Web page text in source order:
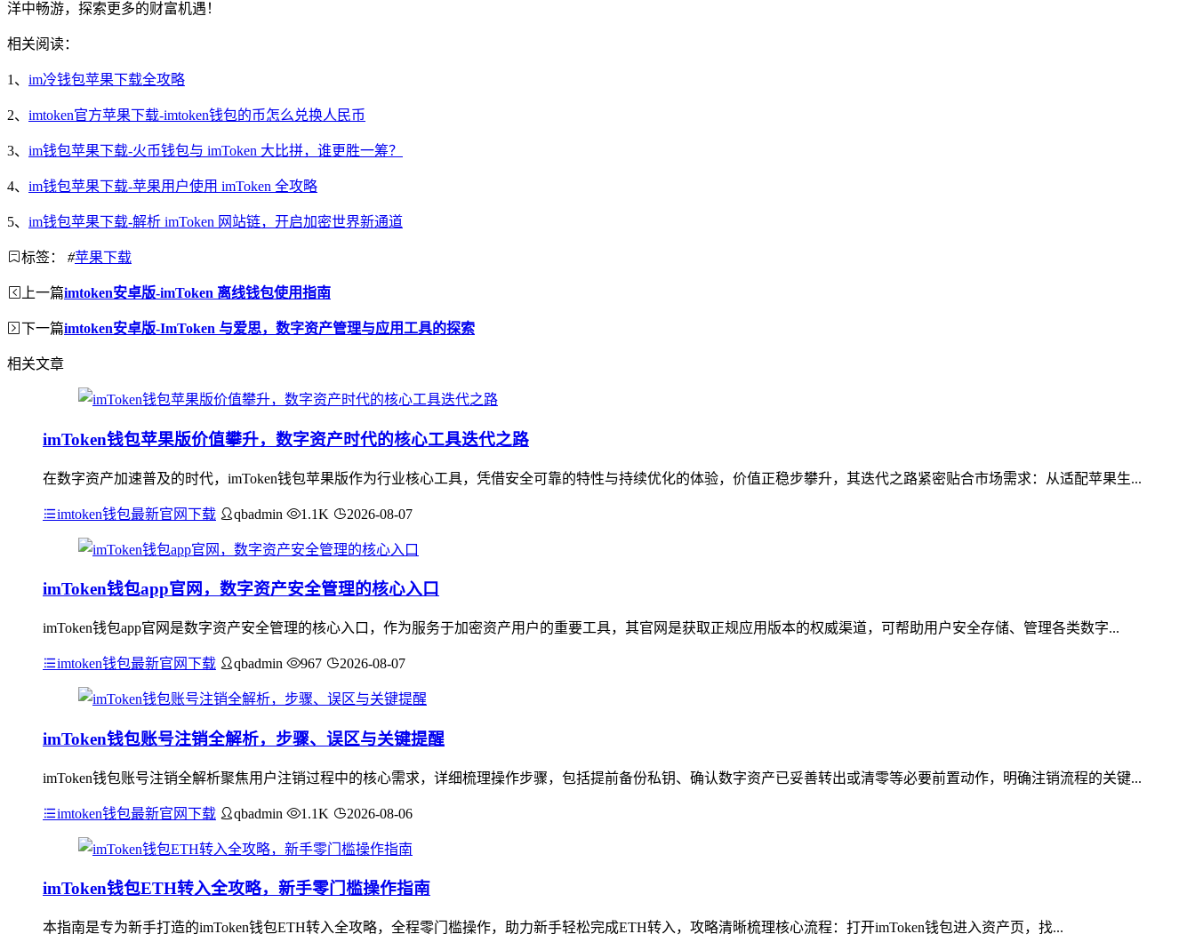
洋中畅游，探索更多的财富机遇！
相关阅读：
1、 im冷钱包苹果下载全攻略
2、 imtoken官方苹果下载-imtoken钱包的币怎么兑换人民币
3、 im钱包苹果下载-火币钱包与 imToken 大比拼，谁更胜一筹？
4、 im钱包苹果下载-苹果用户使用 imToken 全攻略
5、 im钱包苹果下载-解析 imToken 网站链，开启加密世界新通道
标签： #苹果下载
上一篇imtoken安卓版-imToken 离线钱包使用指南
下一篇imtoken安卓版-ImToken 与爱思，数字资产管理与应用工具的探索
相关文章
imToken钱包苹果版价值攀升，数字资产时代的核心工具迭代之路
在数字资产加速普及的时代，imToken钱包苹果版作为行业核心工具，凭借安全可靠的特性与持续优化的体验，价值正稳步攀升，其迭代之路紧密贴合市场需求：从适配苹果生...
imtoken钱包最新官网下载 qbadmin 1.1K 2026-08-07
imToken钱包app官网，数字资产安全管理的核心入口
imToken钱包app官网是数字资产安全管理的核心入口，作为服务于加密资产用户的重要工具，其官网是获取正规应用版本的权威渠道，可帮助用户安全存储、管理各类数字...
imtoken钱包最新官网下载 qbadmin 967 2026-08-07
imToken钱包账号注销全解析，步骤、误区与关键提醒
imToken钱包账号注销全解析聚焦用户注销过程中的核心需求，详细梳理操作步骤，包括提前备份私钥、确认数字资产已妥善转出或清零等必要前置动作，明确注销流程的关键...
imtoken钱包最新官网下载 qbadmin 1.1K 2026-08-06
imToken钱包ETH转入全攻略，新手零门槛操作指南
本指南是专为新手打造的imToken钱包ETH转入全攻略，全程零门槛操作，助力新手轻松完成ETH转入，攻略清晰梳理核心流程：打开imToken钱包进入资产页，找...